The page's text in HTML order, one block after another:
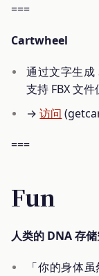
===
Cartwheel
通过文字生成
支持 FBX 文件
→访问
===
Fun
人类的 DNA 存
「你的身体